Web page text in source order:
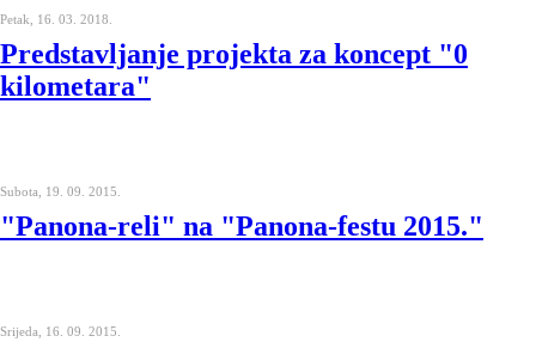
Petak, 16. 03. 2018.
Predstavljanje projekta za koncept "0
kilometara"
Subota, 19. 09. 2015.
"Panona-reli" na "Panona-festu 2015."
Srijeda, 16. 09. 2015.